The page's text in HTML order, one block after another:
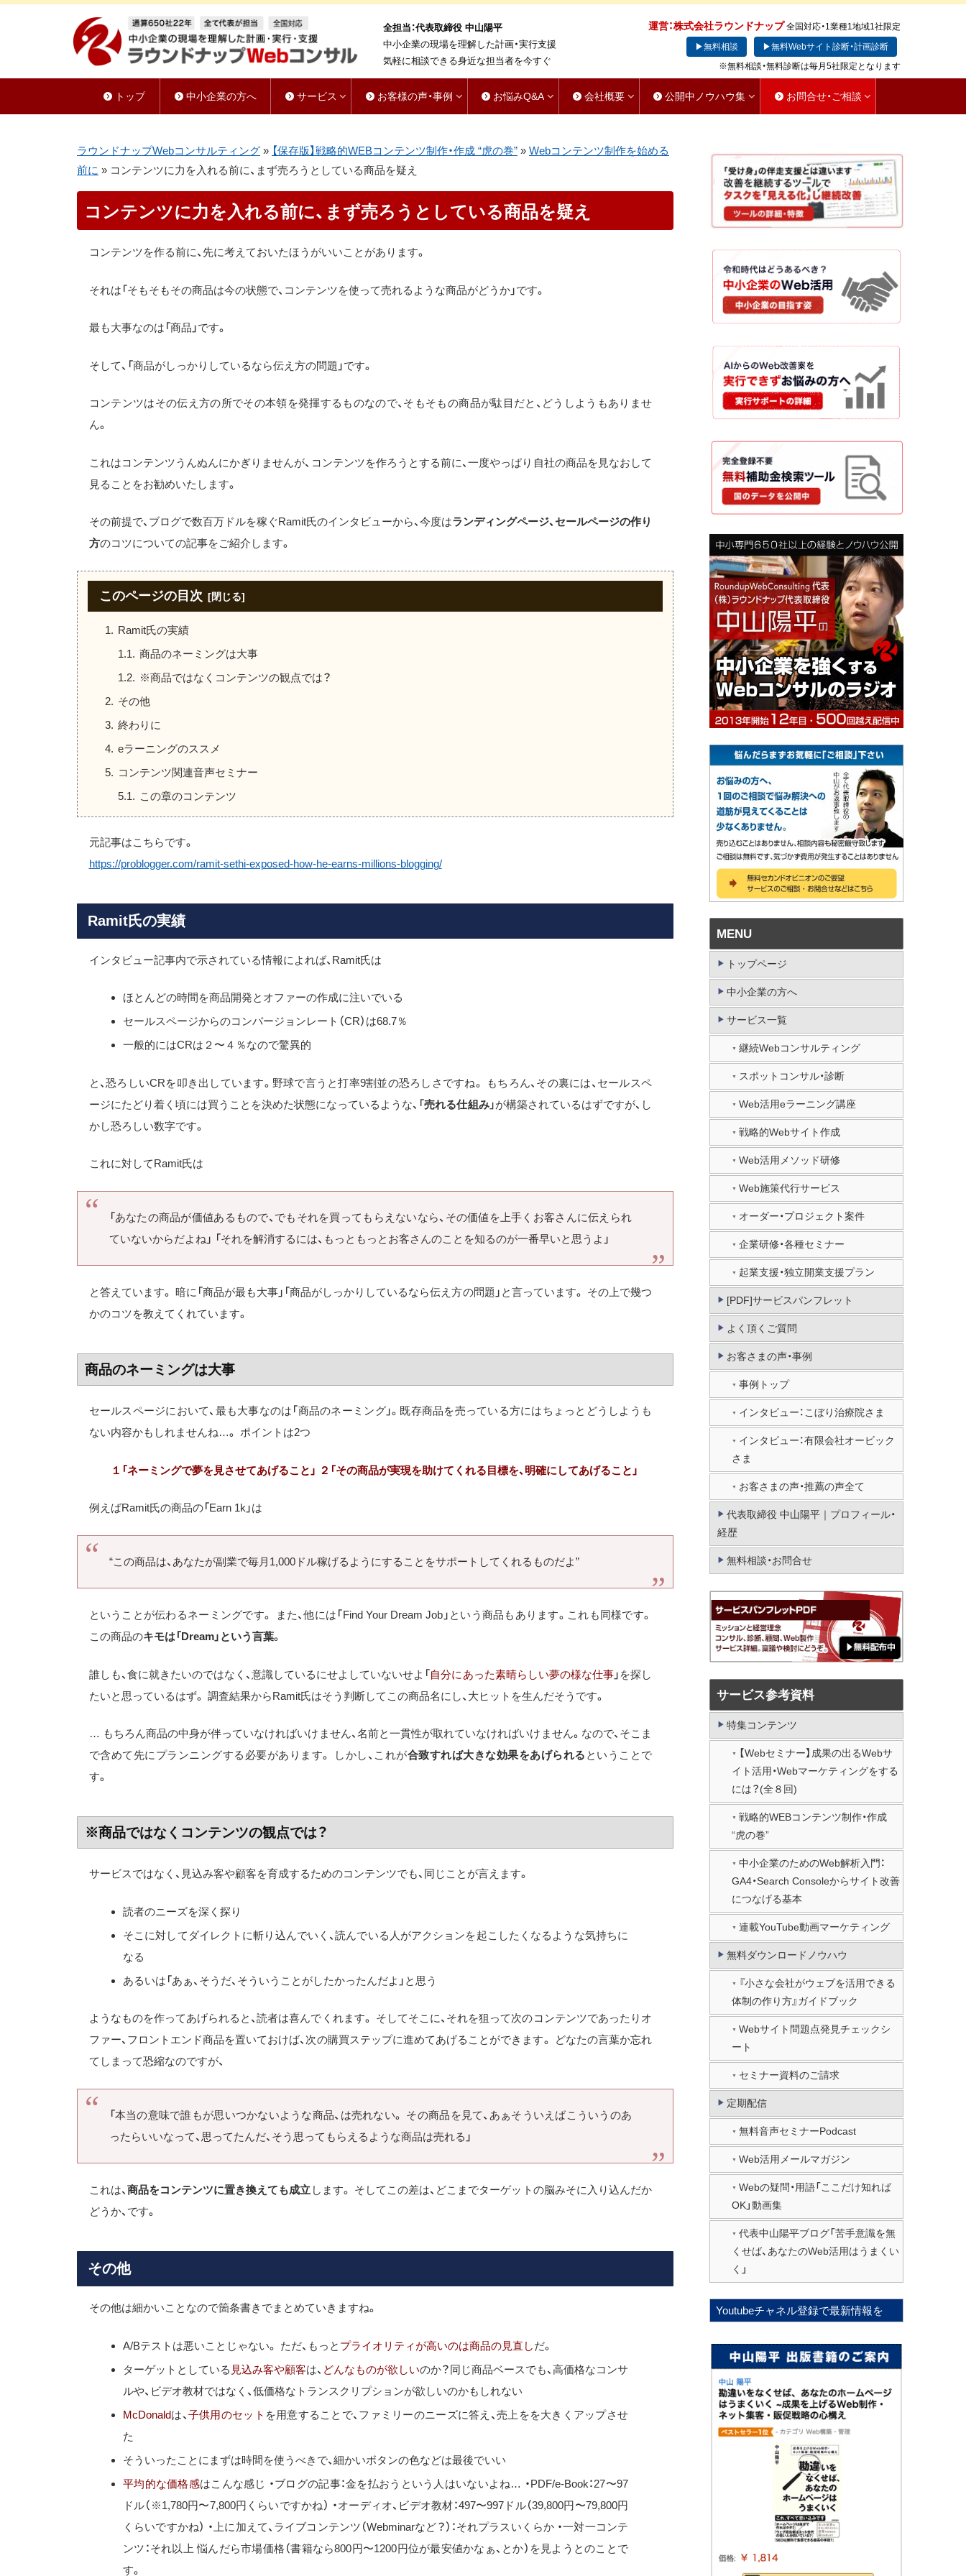
全担当：代表取締役 中山陽平
中小企業の現場を理解した計画・実行支援
気軽に相談できる身近な担当者を今すぐ
運営：株式会社ラウンドナップ 全国対応・1業種1地域1社限定
▶無料相談
▶無料Webサイト診断・計画診断
※無料相談・無料診断は毎月5社限定となります
トップ 中小企業の方へ サービス お客様の声・事例 お悩みQ&A 会社概要 公開中ノウハウ集 お問合せ・ご相談
ラウンドナップWebコンサルティング » 【保存版】戦略的WEBコンテンツ制作・作成 “虎の巻” » Webコンテンツ制作を始める
前に » コンテンツに力を入れる前に、まず売ろうとしている商品を疑え
コンテンツに力を入れる前に、まず売ろうとしている商品を疑え
コンテンツを作る前に、先に考えておいたほうがいいことがあります。
それは「そもそもその商品は今の状態で、コンテンツを使って売れるような商品がどうか」です。
最も大事なのは「商品」です。
そして、「商品がしっかりしているなら伝え方の問題」です。
コンテンツはその伝え方の所でその本領を発揮するものなので、そもそもの商品が駄目だと、どうしようもありませ
ん。
これはコンテンツうんぬんにかぎりませんが、コンテンツを作ろうとする前に、一度やっぱり自社の商品を見なおして
見ることをお勧めいたします。
その前提で、ブログで数百万ドルを稼ぐRamit氏のインタビューから、今度はランディングページ、セールページの作り
方のコツについての記事をご紹介します。
このページの目次
Ramit氏の実績
商品のネーミングは大事
※商品ではなくコンテンツの観点では？
その他
終わりに
eラーニングのススメ
コンテンツ関連音声セミナー
この章のコンテンツ
元記事はこちらです。
https://problogger.com/ramit-sethi-exposed-how-he-earns-millions-blogging/
Ramit氏の実績
インタビュー記事内で示されている情報によれば、Ramit氏は
ほとんどの時間を商品開発とオファーの作成に注いでいる
セールスページからのコンバージョンレート（CR）は68.7％
一般的にはCRは２〜４％なので驚異的
と、恐ろしいCRを叩き出しています。野球で言うと打率9割並の恐ろしさですね。 もちろん、その裏には、セールスペ
ージにたどり着く頃には買うことを決めた状態になっているような、「売れる仕組み」が構築されているはずですが、し
かし恐ろしい数字です。
これに対してRamit氏は
「あなたの商品が価値あるもので、でもそれを買ってもらえないなら、その価値を上手くお客さんに伝えられ
ていないからだよね」 「それを解消するには、もっともっとお客さんのことを知るのが一番早いと思うよ」
と答えています。 暗に「商品が最も大事」「商品がしっかりしているなら伝え方の問題」と言っています。 その上で幾つ
かのコツを教えてくれています。
商品のネーミングは大事
セールスページにおいて、最も大事なのは「商品のネーミング」。既存商品を売っている方にはちょっとどうしようも
ない内容かもしれませんね…。 ポイントは2つ
１「ネーミングで夢を見させてあげること」 ２「その商品が実現を助けてくれる目標を、明確にしてあげること」
例えばRamit氏の商品の「Earn 1k」は
“この商品は、あなたが副業で毎月1,000ドル稼げるようにすることをサポートしてくれるものだよ”
ということが伝わるネーミングです。 また、他には「Find Your Dream Job」という商品もあります。これも同様です。
この商品のキモは「Dream」という言葉。
誰しも、食に就きたいのではなく、意識しているにせよしていないせよ「自分にあった素晴らしい夢の様な仕事」を探し
たいと思っているはず。 調査結果からRamit氏はそう判断してこの商品名にし、大ヒットを生んだそうです。
… もちろん商品の中身が伴っていなければいけません、名前と一貫性が取れていなければいけません。なので、そこま
で含めて先にプランニングする必要があります。 しかし、これが合致すれば大きな効果をあげられる ということで
す。
※商品ではなくコンテンツの観点では？
サービスではなく、見込み客や顧客を育成するためのコンテンツでも、同じことが言えます。
読者のニーズを深く探り
そこに対してダイレクトに斬り込んでいく、読んでいる人がアクションを起こしたくなるような気持ちに
なる
あるいは「あぁ、そうだ、そういうことがしたかったんだよ」と思う
ようなものを作ってあげられると、読者は喜んでくれます。 そしてそこに、それを狙って次のコンテンツであったりオ
ファー、フロントエンド商品を置いておけば、次の購買ステップに進めてあげることができます。 どなたの言葉か忘れ
てしまって恐縮なのですが、
「本当の意味で誰もが思いつかないような商品、は売れない。 その商品を見て、あぁそういえばこういうのあ
ったらいいなって、思ってたんだ、そう思ってもらえるような商品は売れる」
これは、商品をコンテンツに置き換えても成立 します。 そしてこの差は、どこまでターゲットの脳みそに入り込んだか
どうか、です。
その他
その他は細かいことなので箇条書きでまとめていきますね。
A/Bテストは悪いことじゃない。 ただ、もっと プライオリティが高いのは商品の見直しだ。
ターゲットとしている 見込み客や顧客は、 どんなものが欲しいのか？同じ商品ベースでも、高価格なコンサ
ルや、ビデオ教材ではなく、低価格なトランスクリプションが欲しいのかもしれない
McDonaldは、子供用のセット を用意することで、ファミリーのニーズに答え、売上をを大きくアップさせ
た
そういったことにまずは時間を使うべきで、細かいボタンの色などは最後でいい
平均的な価格感はこんな感じ ・ブログの記事：金を払おうという人はいないよね… ・PDF/e-Book：27〜97
ドル（※1,780円〜7,800円くらいですかね） ・オーディオ、ビデオ教材：497〜997ドル（39,800円〜79,800円
くらいですかね） ・上に加えて、ライブコンテンツ（Webminarなど？）：それプラスいくらか ・一対一コンテ
ンツ：それ以上 悩んだら市場価格（書籍なら800円〜1200円位が最安値かなぁ、とか）を見ようとのことで
す。
MENU
トップページ
中小企業の方へ
サービス一覧
継続Webコンサルティング
スポットコンサル・診断
Web活用eラーニング講座
戦略的Webサイト作成
Web活用メソッド研修
Web施策代行サービス
オーダー・プロジェクト案件
企業研修・各種セミナー
起業支援・独立開業支援プラン
[PDF]サービスパンフレット
よく頂くご質問
お客さまの声・事例
事例トップ
インタビュー：こぼり治療院さま
インタビュー：有限会社オービック
さま
お客さまの声・推薦の声全て
代表取締役 中山陽平｜プロフィール・
経歴
無料相談・お問合せ
サービス参考資料
特集コンテンツ
【Webセミナー】成果の出るWebサ
イト活用・Webマーケティングをする
には？(全８回)
戦略的WEBコンテンツ制作・作成
“虎の巻”
中小企業のためのWeb解析入門：
GA4・Search Consoleからサイト改善
につなげる基本
連載YouTube動画マーケティング
無料ダウンロードノウハウ
『小さな会社がウェブを活用できる
体制の作り方』ガイドブック
Webサイト問題点発見チェックシ
ート
セミナー資料のご請求
定期配信
無料音声セミナーPodcast
Web活用メールマガジン
Webの疑問・用語「ここだけ知れば
OK」動画集
代表中山陽平ブログ「苦手意識を無
くせば、あなたのWeb活用はうまくい
く」
Youtubeチャネル登録で最新情報を